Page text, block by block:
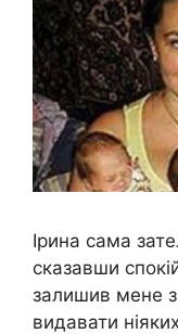
Ірина сама
сказавши
залишив мене
видавати